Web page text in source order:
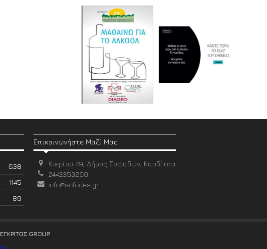
638
1145
89
Επικοινωνήστε Μαζί Μας
Κιερίου 49, Δήμος Σοφάδων, Καρδίτσα
2443353200
info@sofades.gr
ΕΓΚΡΙΤΟΣ GROUP